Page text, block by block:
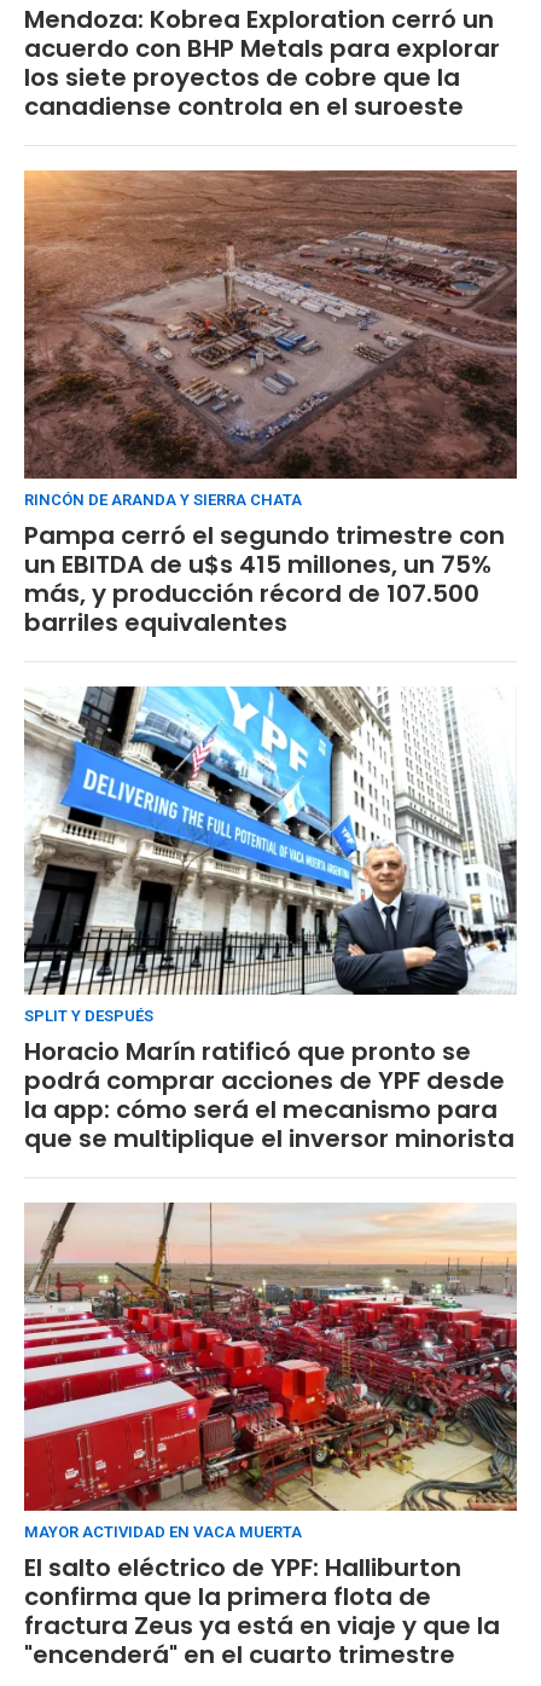
Mendoza: Kobrea Exploration cerró un
acuerdo con BHP Metals para explorar
los siete proyectos de cobre que la
canadiense controla en el suroeste
RINCÓN DE ARANDA Y SIERRA CHATA
Pampa cerró el segundo trimestre con
un EBITDA de u$s 415 millones, un 75%
más, y producción récord de 107.500
barriles equivalentes
SPLIT Y DESPUÉS
Horacio Marín ratificó que pronto se
podrá comprar acciones de YPF desde
la app: cómo será el mecanismo para
que se multiplique el inversor minorista
MAYOR ACTIVIDAD EN VACA MUERTA
El salto eléctrico de YPF: Halliburton
confirma que la primera flota de
fractura Zeus ya está en viaje y que la
"encenderá" en el cuarto trimestre